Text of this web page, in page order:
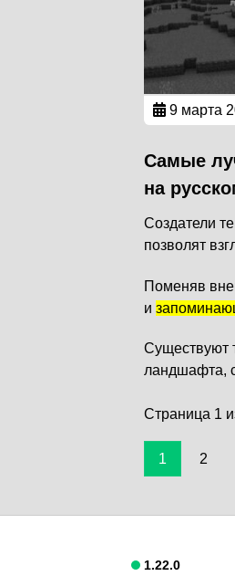
9 марта
Самые
на
Создатели
позволят
Поменяв
и
Существуют
ландшафта,
Страница 1
1 2
1.22.0